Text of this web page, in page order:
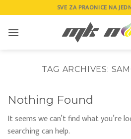
to
content
SVE ZA PRAONICE NA
TAG ARCHIVES:
Nothing Found
It seems we can’t find what you’re
searching can help.